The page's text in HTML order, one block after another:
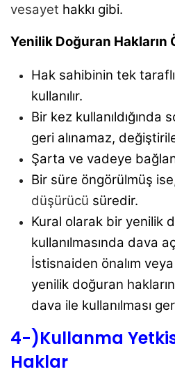
vesayet hakkı gibi.
Yenilik Doğuran Hakların
Hak sahibinin tek
kullanılır.
Bir kez kullanıldığında
geri alınamaz,
Şarta ve vadeye
Bir süre öngörülmüş
düşürücü süredir.
Kural olarak bir yenilik
kullanılmasında dava
İstisnaiden önalım
yenilik doğuran
dava ile kullanılması
4-)Kullanma
Haklar